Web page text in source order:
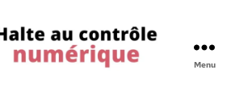
Menu